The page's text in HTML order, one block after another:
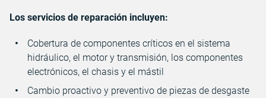
Los servicios de reparación incluyen:
Cobertura de componentes críticos en el sistema
hidráulico, el motor y transmisión, los componentes
electrónicos, el chasis y el mástil
Cambio proactivo y preventivo de piezas de desgaste